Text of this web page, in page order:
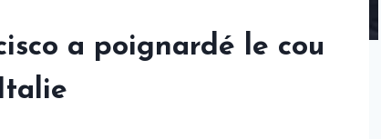
a poignardé le cou